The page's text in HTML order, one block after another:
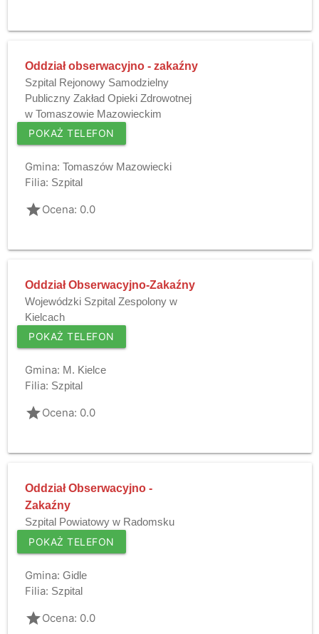
Oddział obserwacyjno - zakaźny
Szpital Rejonowy Samodzielny
Publiczny Zakład Opieki Zdrowotnej
w Tomaszowie Mazowieckim
POKAŻ TELEFON
Gmina: Tomaszów Mazowiecki
Filia: Szpital
gradeOcena: 0.0
Oddział Obserwacyjno-Zakaźny
Wojewódzki Szpital Zespolony w
Kielcach
POKAŻ TELEFON
Gmina: M. Kielce
Filia: Szpital
gradeOcena: 0.0
Oddział Obserwacyjno -
Zakaźny
Szpital Powiatowy w Radomsku
POKAŻ TELEFON
Gmina: Gidle
Filia: Szpital
gradeOcena: 0.0